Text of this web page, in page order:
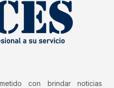
con brindar noticias